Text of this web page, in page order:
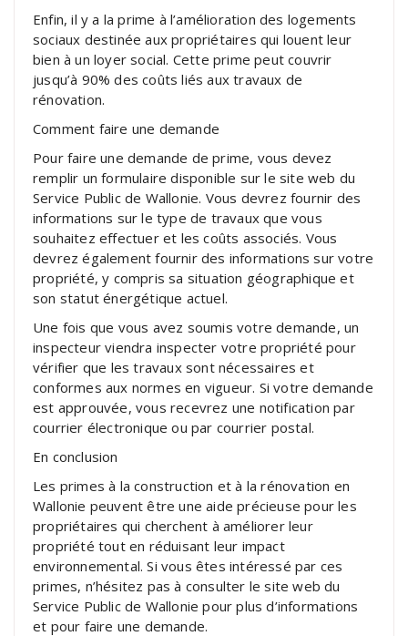
Enfin, il y a la prime à l’amélioration des logements
sociaux destinée aux propriétaires qui louent leur
bien à un loyer social. Cette prime peut couvrir
jusqu’à 90% des coûts liés aux travaux de
rénovation.
Comment faire une demande
Pour faire une demande de prime, vous devez
remplir un formulaire disponible sur le site web du
Service Public de Wallonie. Vous devrez fournir des
informations sur le type de travaux que vous
souhaitez effectuer et les coûts associés. Vous
devrez également fournir des informations sur votre
propriété, y compris sa situation géographique et
son statut énergétique actuel.
Une fois que vous avez soumis votre demande, un
inspecteur viendra inspecter votre propriété pour
vérifier que les travaux sont nécessaires et
conformes aux normes en vigueur. Si votre demande
est approuvée, vous recevrez une notification par
courrier électronique ou par courrier postal.
En conclusion
Les primes à la construction et à la rénovation en
Wallonie peuvent être une aide précieuse pour les
propriétaires qui cherchent à améliorer leur
propriété tout en réduisant leur impact
environnemental. Si vous êtes intéressé par ces
primes, n’hésitez pas à consulter le site web du
Service Public de Wallonie pour plus d’informations
et pour faire une demande.